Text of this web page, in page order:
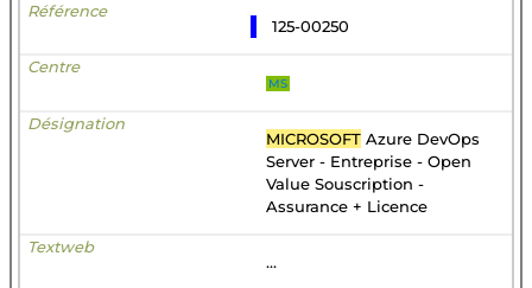
125-00250
MS
MICROSOFT Azure DevOps
Server - Entreprise - Open
Value Souscription -
Assurance + Licence
...